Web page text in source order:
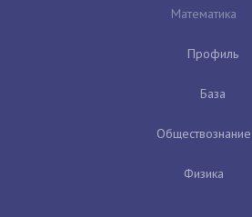
Математика
Профиль
База
Обществознание
Физика